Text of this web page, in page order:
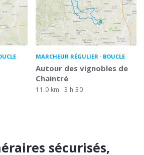
MARCHEUR RÉGULIER BOUCLE
Autour des vignobles de
Chaintré
11.0 km 3 h 30
sécurisés,